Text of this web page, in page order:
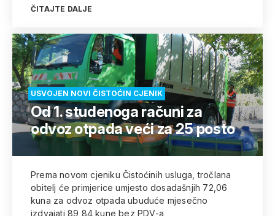
ČITAJTE DALJE
USVOJEN NOVI ČISTOĆIN CJENIK
Od 1. studenoga računi za
odvoz otpada veći za 25 posto
Prema novom cjeniku Čistoćinih usluga, tročlana
obitelj će primjerice umjesto dosadašnjih 72,06
kuna za odvoz otpada ubuduće mjesečno
izdvajati 89,84 kune bez PDV-a